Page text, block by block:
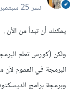
نشر25 سبتمبر 2020
يمكنك أن تبدأ من الأن .
ولكن (كورس تعلم
البرمجة في العموم
وبرمجة برامج